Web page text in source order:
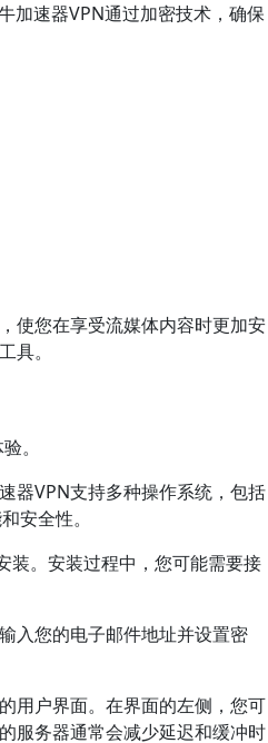
加速器VPN通过加密技术，确保
使您在享受流媒体内容时更加安
具。
。
器VPN支持多种操作系统，包括
安全性。
装。安装过程中，您可能需要接
入您的电子邮件地址并设置密
用户界面。在界面的左侧，您可
服务器通常会减少延迟和缓冲时